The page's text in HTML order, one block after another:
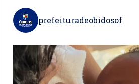
prefeituradeobidosof